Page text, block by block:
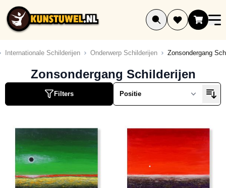
Ga naar de inhoud
Internationale Schilderijen Onderwerp Schilderijen Zonsondergang
Zonsondergang Schilderijen
Filters